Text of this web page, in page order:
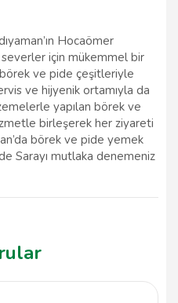
Hocaömer
için mükemmel bir
börek ve pide çeşitleriyle
ve hijyenik ortamıyla da
yapılan börek ve
birleşerek her ziyareti
börek ve pide yemek
Sarayı mutlaka denemeniz